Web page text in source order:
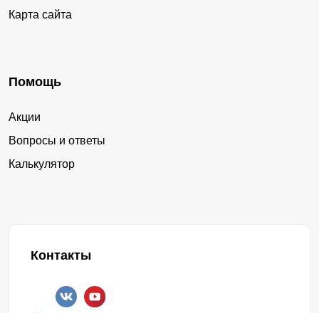
Карта сайта
Помощь
Акции
Вопросы и ответы
Калькулятор
Контакты